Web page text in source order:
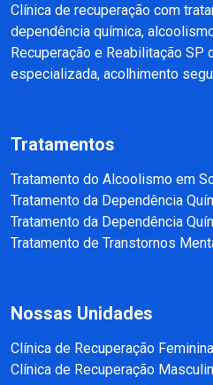
Clínica de recuperação com
dependência química,
Recuperação e Reabilitação SP
especializada, acolhimento
Tratamentos
Tratamento do Alcoolismo em
Tratamento da Dependência
Tratamento da Dependência
Tratamento de Transtornos
Nossas Unidades
Clínica de Recuperação
Clínica de Recuperação